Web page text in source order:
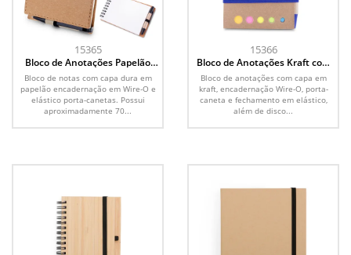
15365
Bloco de Anotações Papelão
Bloco de notas com capa dura em
papelão encadernação em Wire-O e
elástico porta-canetas. Possui
aproximadamente 70...
15366
Bloco de Anotações Kraft com
Caneta
Bloco de anotações com capa em
kraft, encadernação Wire-O, porta-
caneta e fechamento em elástico,
além de disco...